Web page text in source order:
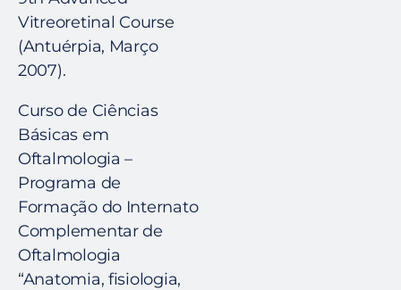
Vitreoretinal Course
(Antuérpia, Março
2007).
Curso de Ciências
Básicas em
Oftalmologia –
Programa de
Formação do Internato
Complementar de
Oftalmologia
“Anatomia, fisiologia,